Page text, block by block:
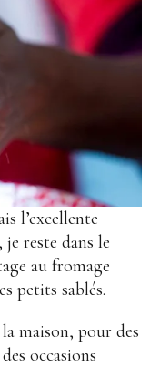
l’excellente
je reste dans le
au fromage
petits sablés.
maison, pour des
occasions